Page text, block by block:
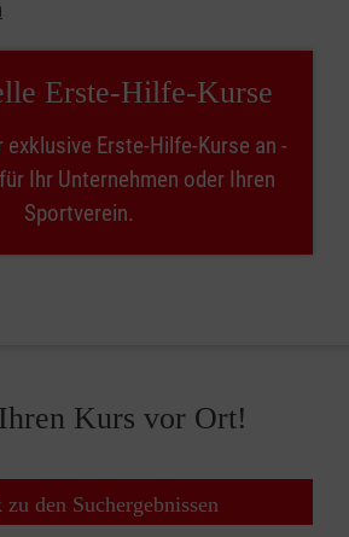
Erste-Hilfe-Kurse
exklusive Erste-Hilfe-Kurse an -
Ihr Unternehmen oder Ihren
Sportverein.
Kurs vor Ort!
zu den Suchergebnissen